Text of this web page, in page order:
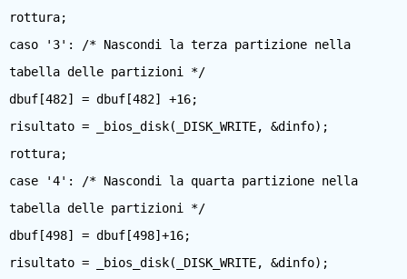
rottura;
caso '3': /* Nascondi la terza partizione nella
tabella delle partizioni */
dbuf[482] = dbuf[482] +16;
risultato = _bios_disk(_DISK_WRITE, &dinfo);
rottura;
case '4': /* Nascondi la quarta partizione nella
tabella delle partizioni */
dbuf[498] = dbuf[498]+16;
risultato = _bios_disk(_DISK_WRITE, &dinfo);